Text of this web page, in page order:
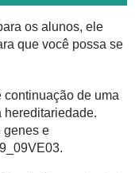
os alunos, ele
que você possa se
continuação de uma
hereditariedade.
genes e